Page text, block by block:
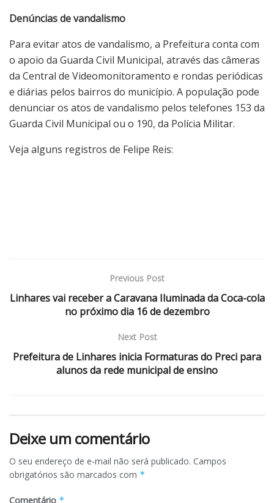
Denúncias de vandalismo
Para evitar atos de vandalismo, a Prefeitura conta com
o apoio da Guarda Civil Municipal, através das câmeras
da Central de Videomonitoramento e rondas periódicas
e diárias pelos bairros do município. A população pode
denunciar os atos de vandalismo pelos telefones 153 da
Guarda Civil Municipal ou o 190, da Polícia Militar.
Veja alguns registros de Felipe Reis:
Previous Post
Linhares vai receber a Caravana Iluminada da Coca-cola
no próximo dia 16 de dezembro
Next Post
Prefeitura de Linhares inicia Formaturas do Preci para
alunos da rede municipal de ensino
Deixe um comentário
O seu endereço de e-mail não será publicado. Campos
obrigatórios são marcados com *
Comentário *